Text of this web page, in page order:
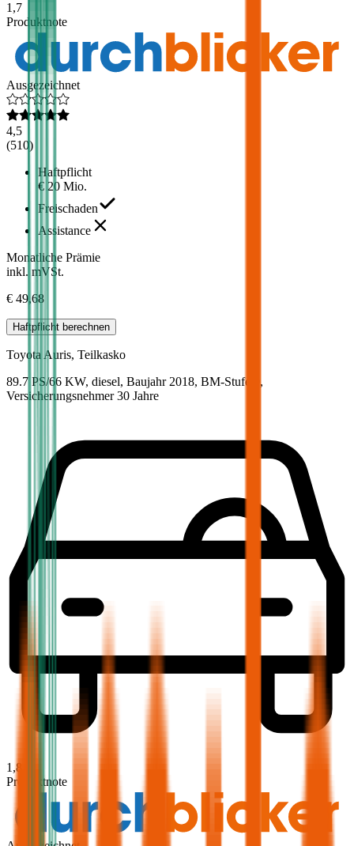
1,7
Produktnote
Ausgezeichnet
4,5
(510)
Haftpflicht
€ 20 Mio.
Freischaden
Assistance
Monatliche Prämie
inkl. mVSt.
€ 49,68
Haftpflicht berechnen
ToyotaAuris, Teilkasko
89.7 PS/66 KW, diesel, Baujahr 2018, BM-Stufe
,
Versicherungsnehmer 30 Jahre
1,8
Produktnote